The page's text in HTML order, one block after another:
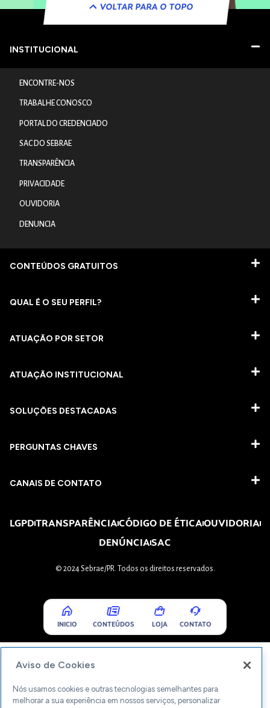
VOLTAR PARA O TOPO
INSTITUCIONAL
ENCONTRE-NOS
TRABALHE CONOSCO
PORTAL DO CREDENCIADO
SAC DO SEBRAE
TRANSPARÊNCIA
PRIVACIDADE
OUVIDORIA
DENUNCIA
CONTEÚDOS GRATUITOS
QUAL É O SEU PERFIL?
ATUAÇÃO POR SETOR
ATUAÇÃO INSTITUCIONAL
SOLUÇÕES DESTACADAS
PERGUNTAS CHAVES​
CANAIS DE CONTATO
LGPDTRANSPARÊNCIACÓDIGO DE ÉTICAOUVIDORIA
DENÚNCIASAC
© 2024 Sebrae/PR. Todos os direitos reservados.
INICIO CONTEÚDOS LOJA CONTATO
Aviso de Cookies
Nós usamos cookies e outras tecnologias semelhantes para
melhorar a sua experiência em nossos serviços, personalizar